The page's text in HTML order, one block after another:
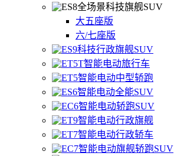
全场景科技旗舰SUV
大五座版
六/七座版
科技行政旗舰SUV
智能电动旅行车
智能电动中型轿跑
智能电动全能SUV
智能电动轿跑SUV
智能电动行政旗舰
智能电动行政轿车
智能电动旗舰轿跑SUV